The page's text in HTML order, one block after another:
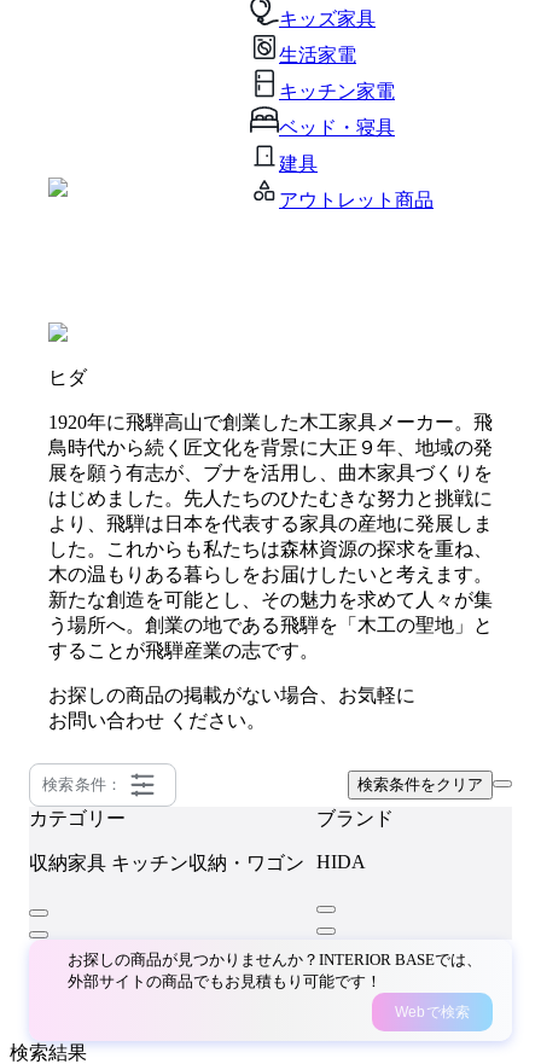
キッズ家具
生活家電
キッチン家電
ベッド・寝具
建具
アウトレット商品
ヒダ
1920年に飛騨高山で創業した木工家具メーカー。飛
鳥時代から続く匠文化を背景に大正９年、地域の発
展を願う有志が、ブナを活用し、曲木家具づくりを
はじめました。先人たちのひたむきな努力と挑戦に
より、飛騨は日本を代表する家具の産地に発展しま
した。これからも私たちは森林資源の探求を重ね、
木の温もりある暮らしをお届けしたいと考えます。
新たな創造を可能とし、その魅力を求めて人々が集
う場所へ。創業の地である飛騨を「木工の聖地」と
することが飛騨産業の志です。
お探しの商品の掲載がない場合、お気軽に
お問い合わせ ください。
検索条件： 検索条件をクリア
カテゴリー
収納家具 キッチン収納・ワゴン
ブランド
HIDA
お探しの商品が見つかりませんか？INTERIOR BASEでは、
外部サイトの商品でもお見積もり可能です！
Webで検索
検索結果